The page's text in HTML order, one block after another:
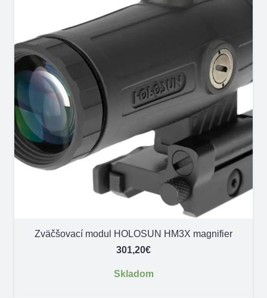
Zväčšovací modul HOLOSUN HM3X magnifier
301,20€
Skladom